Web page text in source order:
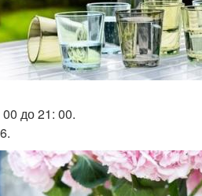
до 21: 00.